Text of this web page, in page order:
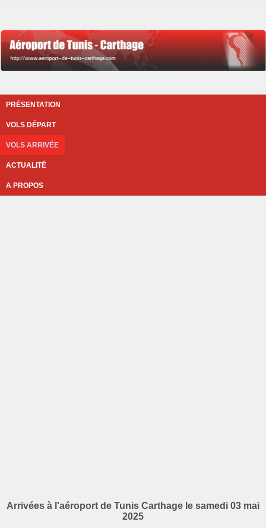
PRÉSENTATION
VOLS DÉPART
VOLS ARRIVÉE
ACTUALITÉ
A PROPOS
Arrivées à l'aéroport de Tunis Carthage le samedi 03 mai
2025